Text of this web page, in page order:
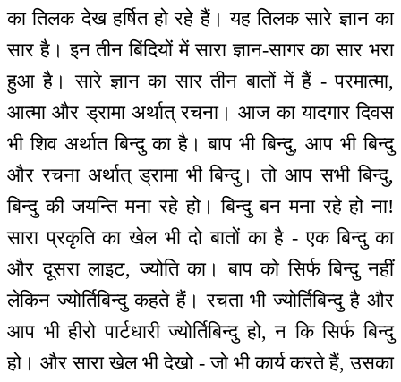
का तिलक देख हर्षित हो रहे हैं। यह तिलक सारे ज्ञान का
सार है। इन तीन बिंदियों में सारा ज्ञान-सागर का सार भरा
हुआ है। सारे ज्ञान का सार तीन बातों में हैं - परमात्मा,
आत्मा और ड्रामा अर्थात् रचना। आज का यादगार दिवस
भी शिव अर्थात बिन्दु का है। बाप भी बिन्दु, आप भी बिन्दु
और रचना अर्थात् ड्रामा भी बिन्दु। तो आप सभी बिन्दु,
बिन्दु की जयन्ति मना रहे हो। बिन्दु बन मना रहे हो ना!
सारा प्रकृति का खेल भी दो बातों का है - एक बिन्दु का
और दूसरा लाइट, ज्योति का। बाप को सिर्फ बिन्दु नहीं
लेकिन ज्योर्तिबिन्दु कहते हैं। रचता भी ज्योर्तिबिन्दु है और
आप भी हीरो पार्टधारी ज्योर्तिबिन्दु हो, न कि सिर्फ बिन्दु
हो। और सारा खेल भी देखो - जो भी कार्य करते हैं, उसका